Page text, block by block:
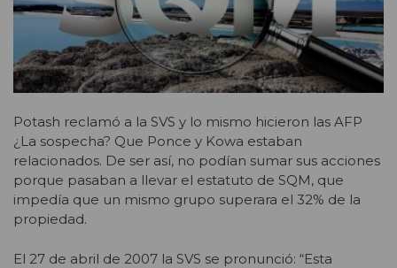
Potash reclamó a la SVS y lo mismo hicieron las AFP
¿La sospecha? Que Ponce y Kowa estaban
relacionados. De ser así, no podían sumar sus acciones
porque pasaban a llevar el estatuto de SQM, que
impedía que un mismo grupo superara el 32% de la
propiedad.
El 27 de abril de 2007 la SVS se pronunció: “Esta